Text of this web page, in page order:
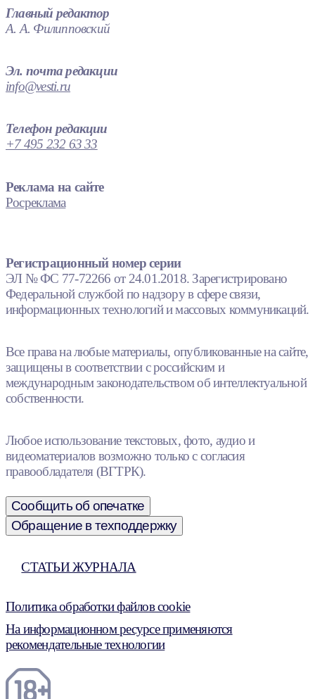
Главный редактор
А. А. Филипповский
Эл. почта редакции
info@vesti.ru
Телефон редакции
+7 495 232 63 33
Реклама на сайте
Росреклама
Регистрационный номер серии
ЭЛ № ФС 77-72266 от 24.01.2018. Зарегистрировано
Федеральной службой по надзору в сфере связи,
информационных технологий и массовых коммуникаций.
Все права на любые материалы, опубликованные на сайте,
защищены в соответствии с российским и
международным законодательством об интеллектуальной
собственности.
Любое использование текстовых, фото, аудио и
видеоматериалов возможно только с согласия
правообладателя (ВГТРК).
Сообщить об опечатке
Обращение в техподдержку
СТАТЬИ ЖУРНАЛА
Политика обработки файлов cookie
На информационном ресурсе применяются
рекомендательные технологии